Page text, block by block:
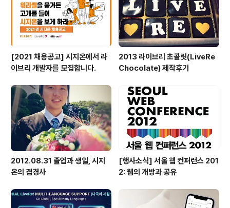
[2021 채용공고] 시지온에서 라
이브리 개발자를 모집합니다.
2013 라이브리 초콜릿(LiveRe
Chocolate) 제작후기
2012.08.31 졸업과 생일, 시지
온의 겹경사
[행사소식] 서울 웹 컨퍼런스 201
2: 웹의 개방과 공유